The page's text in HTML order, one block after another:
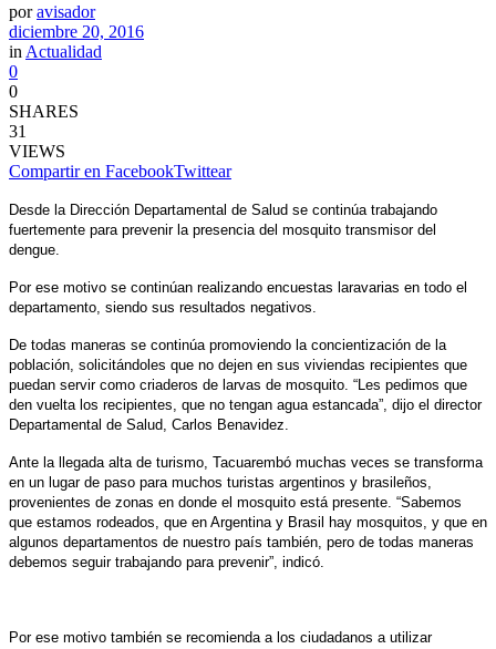
por avisador
diciembre 20, 2016
in Actualidad
0
0
SHARES
31
VIEWS
Compartir en FacebookTwittear
Desde la Dirección Departamental de Salud se continúa trabajando
fuertemente para prevenir la presencia del mosquito transmisor del
dengue.
Por ese motivo se continúan realizando encuestas laravarias en todo el
departamento, siendo sus resultados negativos.
De todas maneras se continúa promoviendo la concientización de la
población, solicitándoles que no dejen en sus viviendas recipientes que
puedan servir como criaderos de larvas de mosquito. “Les pedimos que
den vuelta los recipientes, que no tengan agua estancada”, dijo el director
Departamental de Salud, Carlos Benavidez.
Ante la llegada alta de turismo, Tacuarembó muchas veces se transforma
en un lugar de paso para muchos turistas argentinos y brasileños,
provenientes de zonas en donde el mosquito está presente. “Sabemos
que estamos rodeados, que en Argentina y Brasil hay mosquitos, y que en
algunos departamentos de nuestro país también, pero de todas maneras
debemos seguir trabajando para prevenir”, indicó.
Por ese motivo también se recomienda a los ciudadanos a utilizar